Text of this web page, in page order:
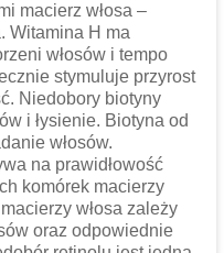
macierz włosa –
Witamina H ma
włosów i tempo
stymuluje przyrost
Niedobory biotyny
i łysienie. Biotyna od
włosów.
na prawidłowość
komórek macierzy
włosa zależy
oraz odpowiednie